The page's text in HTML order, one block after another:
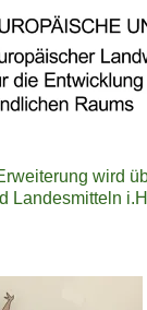
wird
Landesmitteln